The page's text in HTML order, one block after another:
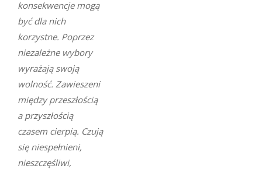
konsekwencje mogą
być dla nich
korzystne. Poprzez
niezależne wybory
wyrażają swoją
wolność. Zawieszeni
między przeszłością
a przyszłością
czasem cierpią. Czują
się niespełnieni,
nieszczęśliwi,